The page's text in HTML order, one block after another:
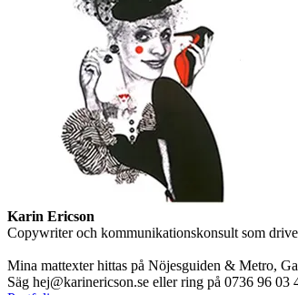
Karin Ericson
Copywriter och kommunikationskonsult som
Mina mattexter hittas på Nöjesguiden & Metro,
Säg hej@karinericson.se eller ring på 0736 96 03